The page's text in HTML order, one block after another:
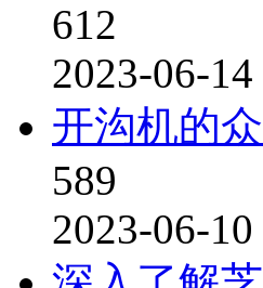
612
2023-06-14
开沟机的
589
2023-06-10